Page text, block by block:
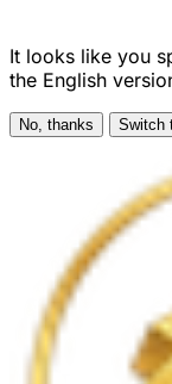
It looks like you
the English
No, thanks Switch